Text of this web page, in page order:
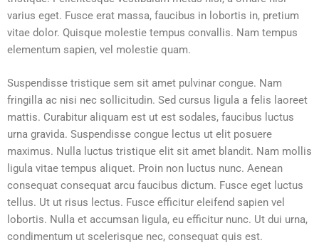
varius eget. Fusce erat massa, faucibus in lobortis in, pretium
vitae dolor. Quisque molestie tempus convallis. Nam tempus
elementum sapien, vel molestie quam.
Suspendisse tristique sem sit amet pulvinar congue. Nam
fringilla ac nisi nec sollicitudin. Sed cursus ligula a felis laoreet
mattis. Curabitur aliquam est ut est sodales, faucibus luctus
urna gravida. Suspendisse congue lectus ut elit posuere
maximus. Nulla luctus tristique elit sit amet blandit. Nam mollis
ligula vitae tempus aliquet. Proin non luctus nunc. Aenean
consequat consequat arcu faucibus dictum. Fusce eget luctus
tellus. Ut ut risus lectus. Fusce efficitur eleifend sapien vel
lobortis. Nulla et accumsan ligula, eu efficitur nunc. Ut dui urna,
condimentum ut scelerisque nec, consequat quis est.